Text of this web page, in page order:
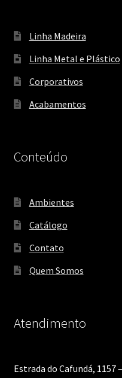
Linha Madeira
Linha Metal e Plástico
Corporativos
Acabamentos
Conteúdo
Ambientes
Catálogo
Contato
Quem Somos
Atendimento
Estrada do Cafundá, 1157